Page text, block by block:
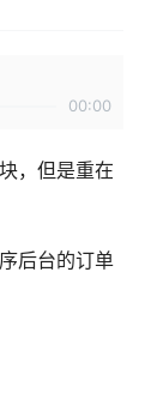
00:00
，但是重在
后台的订单